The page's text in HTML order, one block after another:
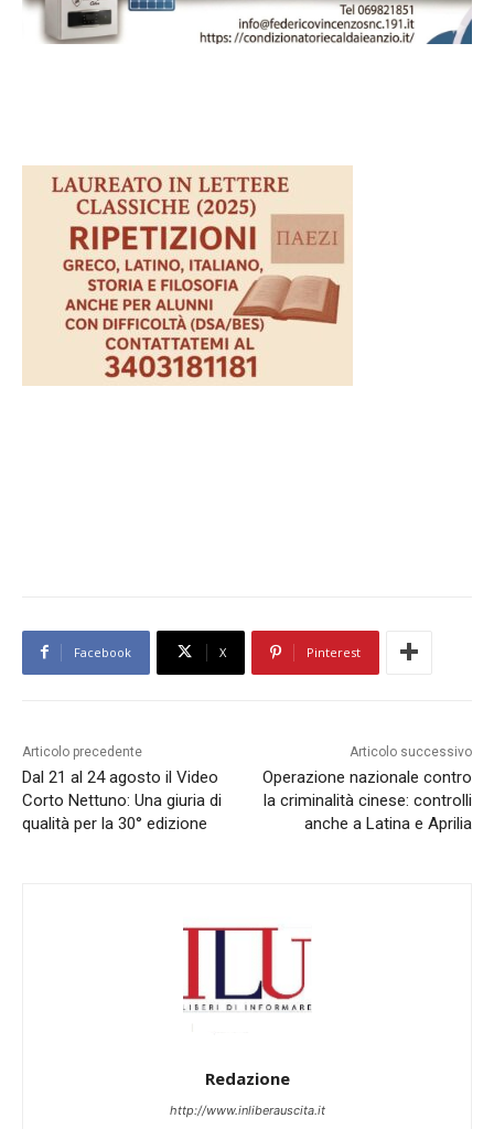
Facebook X Pinterest
Articolo precedente
Dal 21 al 24 agosto il Video
Corto Nettuno: Una giuria di
qualità per la 30° edizione
Articolo successivo
Operazione nazionale contro
la criminalità cinese: controlli
anche a Latina e Aprilia
Redazione
http://www.inliberauscita.it